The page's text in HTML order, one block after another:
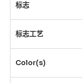
标志
标志工艺
Color(s)